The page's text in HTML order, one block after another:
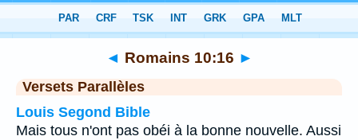
Chapitre 10 > Verset 16
◄ Romains 10:16 ►
Versets Parallèles
Louis Segond Bible
Mais tous n'ont pas obéi à la bonne nouvelle. Aussi